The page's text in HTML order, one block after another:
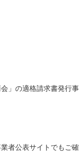
」の適格請求書発行事
者公表サイトでもご確